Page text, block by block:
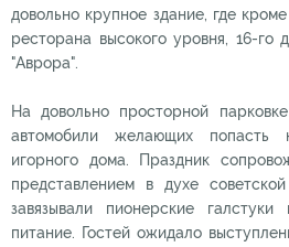
довольно крупное здание, где
ресторана высокого уровня, 16-го
"Аврора".
На довольно просторной
автомобили желающих попасть
игорного дома. Праздник
представлением в духе
завязывали пионерские
питание. Гостей ожидало